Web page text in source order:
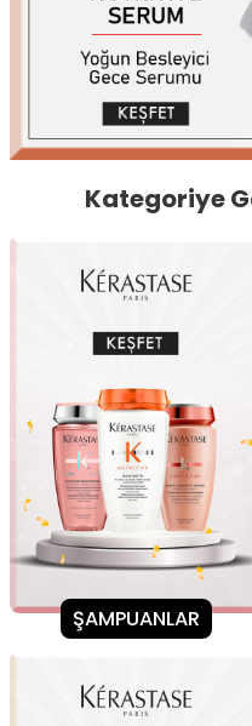
Kategoriye
ŞAMPUANLAR